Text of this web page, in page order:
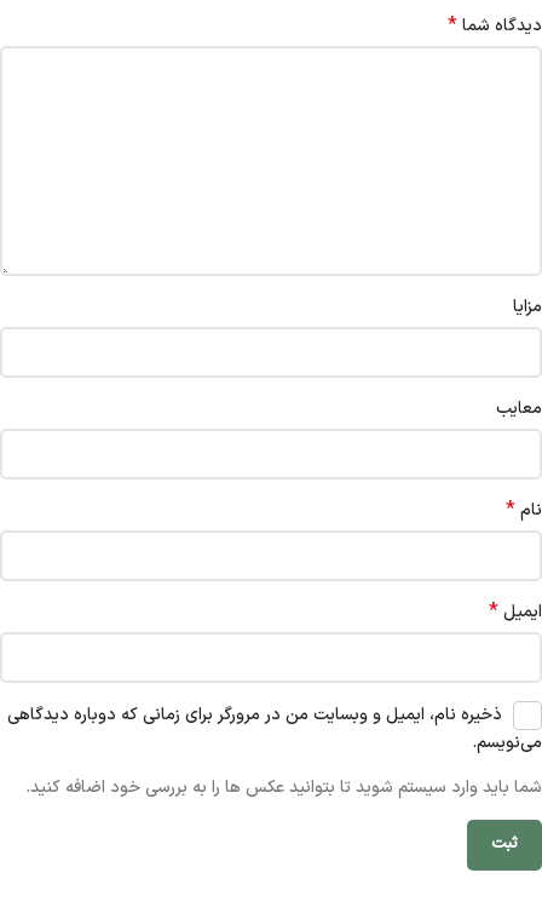
دیدگاه شما*
مزایا
معایب
نام*
ایمیل*
ذخیره نام، ایمیل و وبسایت من در مرورگر برای زمانی که دوباره دیدگاهی
می‌نویسم.
شما باید وارد سیستم شوید تا بتوانید عکس ها را به بررسی خود اضافه کنید.